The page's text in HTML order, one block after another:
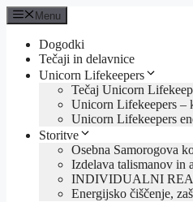
Skip
to
content
Menu
Dogodki
Tečaji in delavnice
Unicorn Lifekeepers
Tečaj Unicorn
Unicorn Lifekeepers –
Unicorn Lifekeepers
Storitve
Osebna Samorogova
Izdelava talismanov in
INDIVIDUALNI
Energijsko čiščenje,